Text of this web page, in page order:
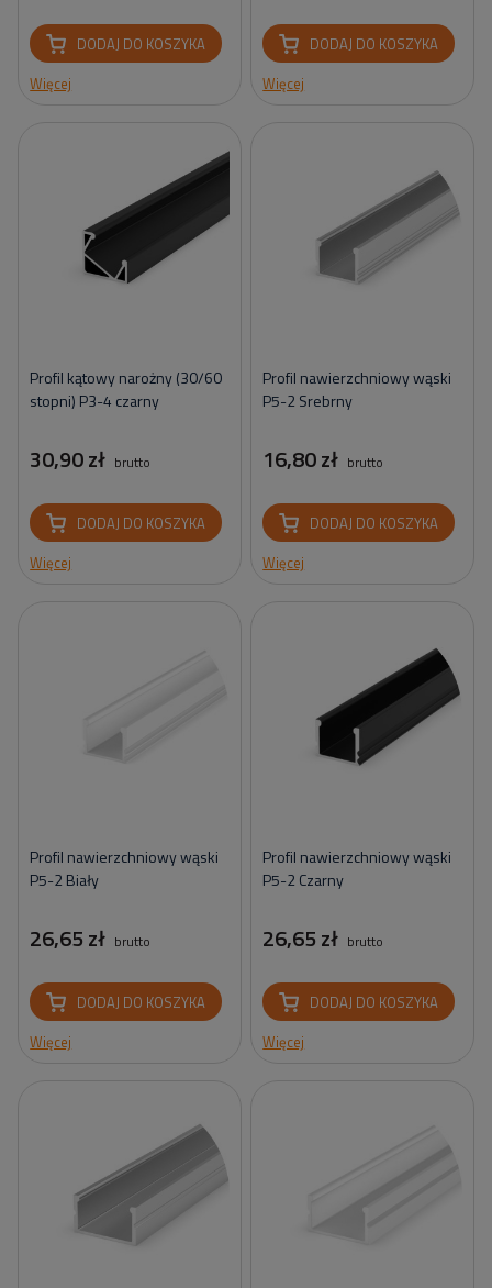
DODAJ DO KOSZYKA
Więcej
DODAJ DO KOSZYKA
Więcej
Profil kątowy narożny (30/60
stopni) P3-4 czarny
30,90 zł brutto
DODAJ DO KOSZYKA
Więcej
Profil nawierzchniowy wąski
P5-2 Srebrny
16,80 zł brutto
DODAJ DO KOSZYKA
Więcej
Profil nawierzchniowy wąski
P5-2 Biały
26,65 zł brutto
DODAJ DO KOSZYKA
Więcej
Profil nawierzchniowy wąski
P5-2 Czarny
26,65 zł brutto
DODAJ DO KOSZYKA
Więcej